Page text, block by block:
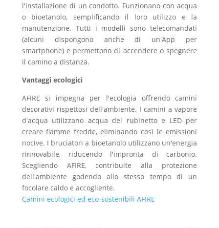
l'installazione di un condotto. Funzionano con acqua
o bioetanolo, semplificando il loro utilizzo e la
manutenzione. Tutti i modelli sono telecomandati
(alcuni dispongono anche di un'App per
smartphone) e permettono di accendere o spegnere
il camino a distanza.
Vantaggi ecologici
AFIRE si impegna per l'ecologia offrendo camini
decorativi rispettosi dell'ambiente. I camini a vapore
d'acqua utilizzano acqua del rubinetto e LED per
creare fiamme fredde, eliminando così le emissioni
nocive. I bruciatori a bioetanolo utilizzano un'energia
rinnovabile, riducendo l'impronta di carbonio.
Scegliendo AFIRE, contribuite alla protezione
dell'ambiente godendo allo stesso tempo di un
focolare caldo e accogliente.
Camini ecologici ed eco-sostenibili AFIRE